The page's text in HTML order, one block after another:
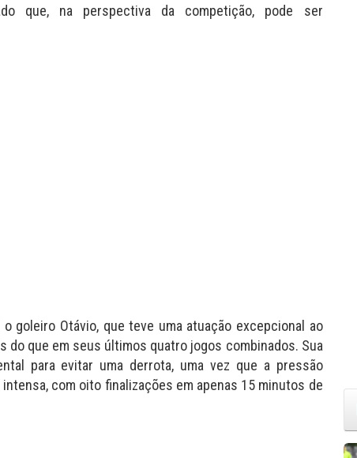
que, na perspectiva da competição, pode ser
goleiro Otávio, que teve uma atuação excepcional ao
do que em seus últimos quatro jogos combinados. Sua
para evitar uma derrota, uma vez que a pressão
com oito finalizações em apenas 15 minutos de